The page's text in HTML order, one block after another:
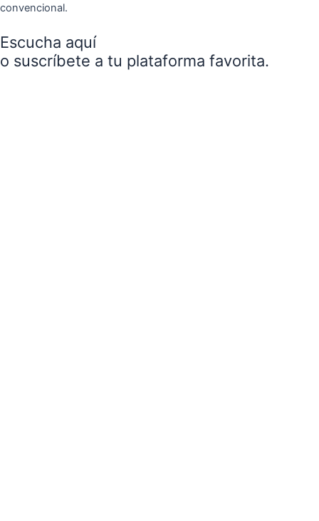
convencional.
Escucha aquí
o suscríbete a tu plataforma favorita.